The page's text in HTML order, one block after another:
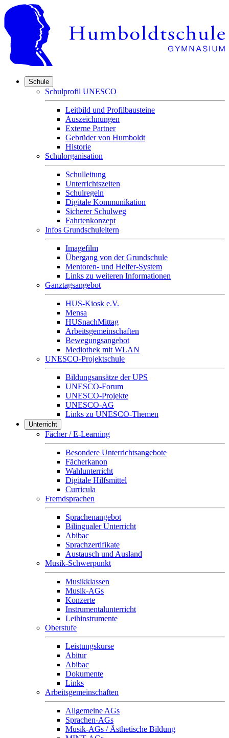
Schule
Schulprofil UNESCO
Leitbild und Profilbausteine
Auszeichnungen
Externe Partner
Gebrüder von Humboldt
Historie
Schulorganisation
Schulleitung
Unterrichtszeiten
Schulregeln
Digitale Kommunikation
Sicherer Schulweg
Fahrtenkonzept
Infos Grundschuleltern
Imagefilm
Übergang von der Grundschule
Mentoren- und Helfer-System
Links zu weiteren Informationen
Ganztagsangebot
HUS-Kiosk e.V.
Mensa
HUSnachMittag
Arbeitsgemeinschaften
Bewegungsangebot
Mediothek mit WLAN
UNESCO-Projektschule
Bildungsansätze der UPS
UNESCO-Forum
UNESCO-Projekte
UNESCO-AG
Links zu UNESCO-Themen
Unterricht
Fächer / E-Learning
Besondere Unterrichtsangebote
Fächerkanon
Wahlunterricht
Digitale Hilfsmittel
Curricula
Fremdsprachen
Sprachenangebot
Bilingualer Unterricht
Abibac
Sprachzertifikate
Austausch und Ausland
Musik-Schwerpunkt
Musikklassen
Musik-AGs
Konzerte
Instrumentalunterricht
Leihinstrumente
Oberstufe
Leistungskurse
Abitur
Abibac
Dokumente
Links
Arbeitsgemeinschaften
Allgemeine AGs
Sprachen-AGs
Musik-AGs / Ästhetische Bildung